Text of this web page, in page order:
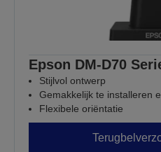
Epson DM-D70
Stijlvol ontwerp
Gemakkelijk te installeren
Flexibele oriëntatie